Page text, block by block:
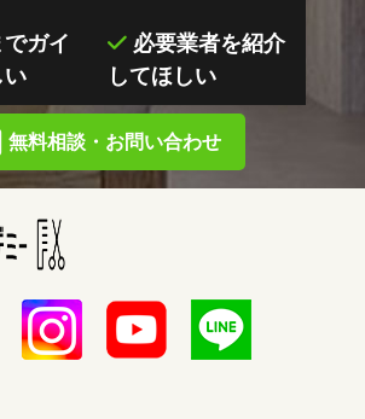
ガイ
い
必要業者を紹介
してほしい
無料相談・お問い合わせ